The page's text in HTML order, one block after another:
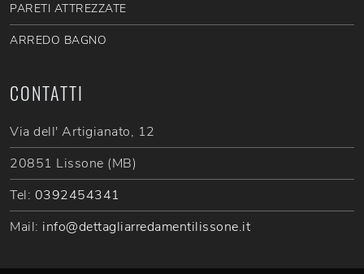
PARETI ATTREZZATE
ARREDO BAGNO
CONTATTI
Via dell' Artigianato, 12
20851 Lissone (MB)
Tel: 0392454341
Mail: info@dettagliarredamentilissone.it